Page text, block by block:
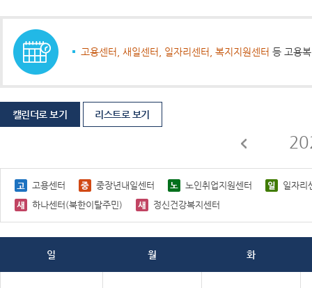
고용센터, 새일센터, 일자리센터, 복지지원센터 등 고용
캘린더로 보기 리스트로 보기
고용센터 중장년내일센터 노인취업지원센터
일자리
하나센터(북한이탈주민)
정신건강복지센터
일 월 화